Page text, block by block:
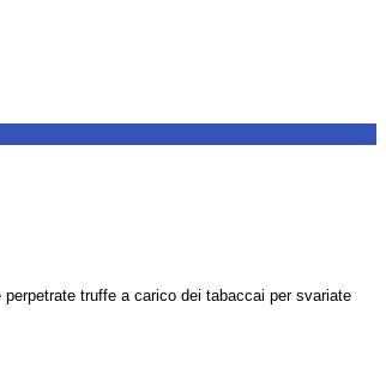
truffe a carico dei tabaccai per svariate